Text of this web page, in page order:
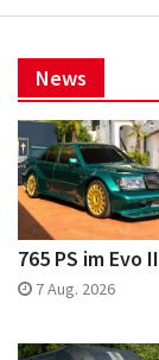
News
765 PS im
7 Aug. 2026